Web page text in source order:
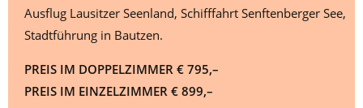
Ausflug Lausitzer Seenland, Schifffahrt Senftenberger See,
Stadtführung in Bautzen.
PREIS IM DOPPELZIMMER € 795,–
PREIS IM EINZELZIMMER € 899,–